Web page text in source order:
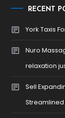
RECENT
York Taxis
Nuro
relaxation
Sell